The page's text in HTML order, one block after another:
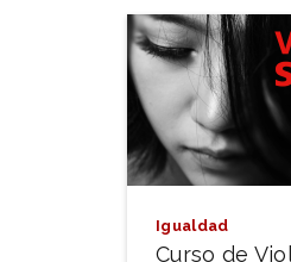
Igualdad
Curso de